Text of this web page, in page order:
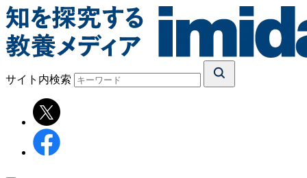
サイト内検索